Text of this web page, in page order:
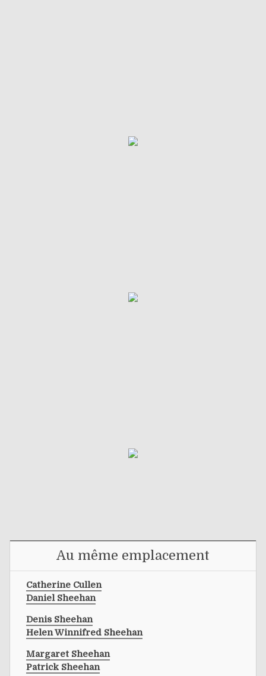
Au même emplacement
Catherine Cullen
Daniel Sheehan
Denis Sheehan
Helen Winnifred Sheehan
Margaret Sheehan
Patrick Sheehan